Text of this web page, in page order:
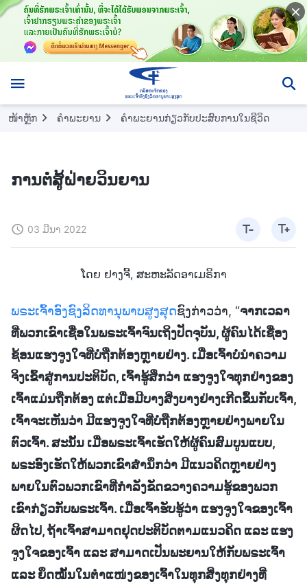
ໜ້າຫຼັກ ຄຳພະຍານ ຄຳພະຍານກ່ຽວກັບປະສົບການໃນຊີວິດ
ການຕໍ່ສູ້ຝ່າຍວິນຍານ
03 ມີນາ 2022
ໂດຍ ຢາງຈີ້, ສະຫະລັດອາເມຣິກາ
ພຣະເຈົ້າອົງຊົງລິດທານຸພາບສູງສຸດຊົງກ່າວວ່າ, “ຈາກເວລາ
ທີ່ພວກເຂົາເຊື່ອໃນພຣະເຈົ້າຈົນເຖິງປັດຈຸບັນ, ຜູ້ຄົນໄດ້ເຊື່ອງ
ຊ້ອນແຮງຈູງໃຈທີ່ບໍ່ຖືກຕ້ອງຫຼາຍຢ່າງ. ເມື່ອເຈົ້າບໍ່ນໍາຄວາມ
ຈິງເຂົ້າສູ່ການປະຕິບັດ, ເຈົ້າຮູ້ສຶກວ່າ ແຮງຈູງໃຈທຸກຢ່າງຂອງ
ເຈົ້າແມ່ນຖືກຕ້ອງ ແຕ່ເມື່ອມີບາງສິ່ງບາງຢ່າງເກີດຂຶ້ນກັບເຈົ້າ,
ເຈົ້າຈະເຫັນວ່າ ມີແຮງຈູງໃຈທີ່ບໍ່ຖືກຕ້ອງຫຼາຍຢ່າງພາຍໃນ
ຕົວເຈົ້າ. ສະນັ້ນ ເມື່ອພຣະເຈົ້າເຮັດໃຫ້ຜູ້ຄົນສົມບູນແບບ,
ພຣະອົງເຮັດໃຫ້ພວກເຂົາສຳນຶກວ່າ ມີແນວຄິດຫຼາຍຢ່າງ
ພາຍໃນຕົວພວກເຂົາທີ່ກຳລັງຂັດຂວາງຄວາມຮູ້ຂອງພວກ
ເຂົາກ່ຽວກັບພຣະເຈົ້າ. ເມື່ອເຈົ້າຮັບຮູ້ວ່າ ແຮງຈູງໃຈຂອງເຈົ້າ
ຜິດໄປ, ຖ້າເຈົ້າສາມາດຢຸດປະຕິບັດຕາມແນວຄິດ ແລະ ແຮງ
ຈູງໃຈຂອງເຈົ້າ ແລະ ສາມາດເປັນພະຍານໃຫ້ກັບພຣະເຈົ້າ
ແລະ ຍຶດໝັ້ນໃນຕໍາແໜ່ງຂອງເຈົ້າໃນທຸກສິ່ງທຸກຢ່າງທີ່